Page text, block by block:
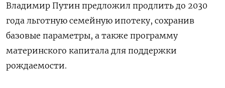
Владимир Путин предложил продлить до 2030
года льготную семейную ипотеку, сохранив
базовые параметры, а также программу
материнского капитала для поддержки
рождаемости.